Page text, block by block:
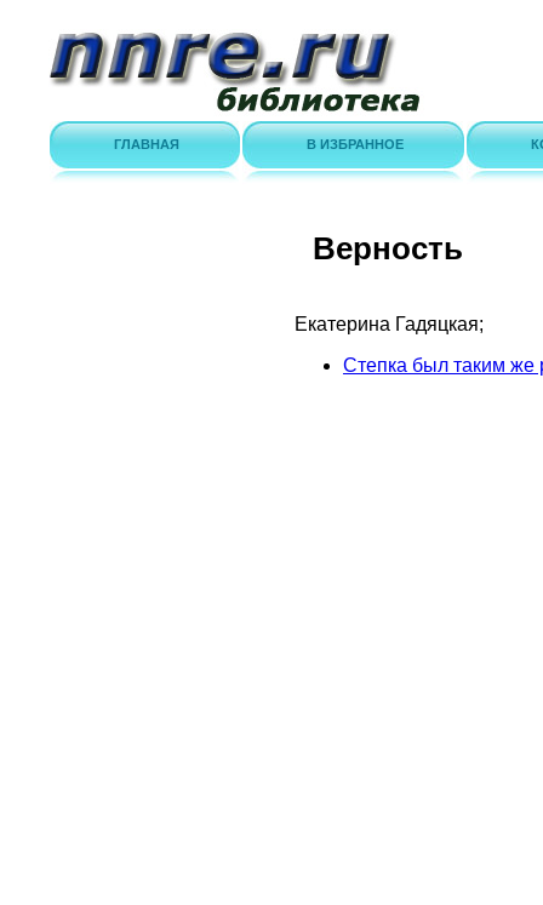
ГЛАВНАЯ В ИЗБРАННОЕ
Верность
Екатерина Гадяцкая;
Степка был таким же